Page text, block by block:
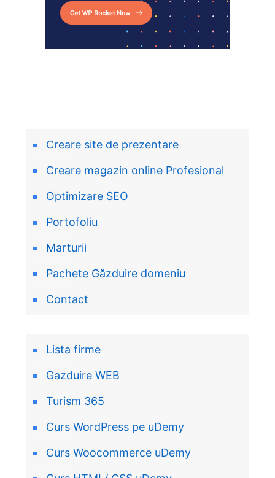
Creare site de prezentare
Creare magazin online Profesional
Optimizare SEO
Portofoliu
Marturii
Pachete Găzduire domeniu
Contact
Lista firme
Gazduire WEB
Turism 365
Curs WordPress pe uDemy
Curs Woocommerce uDemy